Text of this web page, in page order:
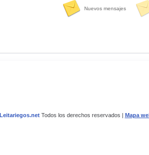
Nuevos mensajes
Leitariegos.netTodos los derechos reservados | Mapa